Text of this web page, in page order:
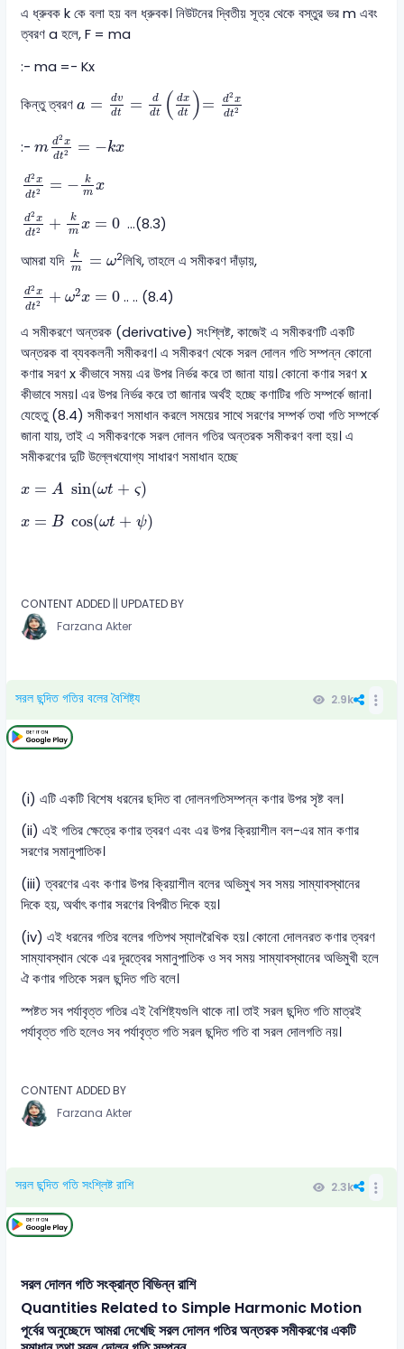
এ ধ্রুবক k কে বলা হয় বল ধ্রুবক। নিউটনের দ্বিতীয় সূত্র থেকে বস্তুর ভর m এবং
ত্বরণ a হলে, F = ma
:- ma =- Kx
কিন্তু ত্বরণa = dv
dt =
d
dt ( dx
dt )= d2 x
dt2
v d dt d xd =d
:-m d2 x
dt2 = −kx
d2
d2 x
dt2 = − k
m x
d2x =-
d2 x
dt2 +
k
m x = 0
d2x 2
…(8.3)
আমরা যদি
k
m
= ω
km 2লিখি, তাহলে এ সমীকরণ দাঁড়ায়,
d2 x
dt2 + ω2x = 0
d2x 2+
.. .. (8.4)
এ সমীকরণে অন্তরক (derivative) সংশ্লিষ্ট, কাজেই এ সমীকরণটি একটি
অন্তরক বা ব্যবকলনী সমীকরণ। এ সমীকরণ থেকে সরল দোলন গতি সম্পন্ন কোনো
কণার সরণ x কীভাবে সময় এর উপর নির্ভর করে তা জানা যায়। কোনো কণার সরণ x
কীভাবে সময়। এর উপর নির্ভর করে তা জানার অর্থই হচ্ছে কণাটির গতি সম্পর্কে জানা।
যেহেতু (8.4) সমীকরণ সমাধান করলে সময়ের সাথে সরণের সম্পর্ক তথা গতি সম্পর্কে
জানা যায়, তাই এ সমীকরণকে সরল দোলন গতির অন্তরক সমীকরণ বলা হয়। এ
সমীকরণের দুটি উল্লেখযোগ্য সাধারণ সমাধান হচ্ছে
x = A sin(ωt + ς)
x sinωt+ς
x = B cos(ωt + ψ)
x cosωt + ψ
CONTENT ADDED || UPDATED BY
Farzana Akter
সরল ছন্দিত গতির বলের বৈশিষ্ট্য 2.9k
(i) এটি একটি বিশেষ ধরনের ছদিত বা দোলনগতিসম্পন্ন কণার উপর সৃষ্ট বল।
(ii) এই গতির ক্ষেত্রে কণার ত্বরণ এবং এর উপর ক্রিয়াশীল বল-এর মান কণার
সরণের সমানুপাতিক।
(iii) ত্বরণের এবং কণার উপর ক্রিয়াশীল বলের অভিমুখ সব সময় সাম্যাবস্থানের
দিকে হয়, অর্থাৎ কণার সরণের বিপরীত দিকে হয়।
(iv) এই ধরনের গতির বলের গতিপথ স্যালরৈখিক হয়। কোনো দোলনরত কণার ত্বরণ
সাম্যাবস্থান থেকে এর দূরত্বের সমানুপাতিক ও সব সময় সাম্যাবস্থানের অভিমুখী হলে
ঐ কণার গতিকে সরল ছন্দিত গতি বলে।
স্পষ্টত সব পর্যাবৃত্ত গতির এই বৈশিষ্ট্যগুলি থাকে না। তাই সরল ছন্দিত গতি মাত্রই
পর্যাবৃত্ত গতি হলেও সব পর্যাবৃত্ত গতি সরল ছন্দিত গতি বা সরল দোলগতি নয়।
CONTENT ADDED BY
Farzana Akter
সরল ছন্দিত গতি সংশ্লিষ্ট রাশি 2.3k
সরল দোলন গতি সংক্রান্ত বিভিন্ন রাশি
Quantities Related to Simple Harmonic Motion
পূর্বের অনুচ্ছেদে আমরা দেখেছি সরল দোলন গতির অন্তরক সমীকরণের একটি